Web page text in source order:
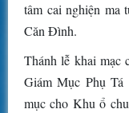
tâm cai nghiện ma
Căn Đình.
Thánh lễ khai mạc
Giám Mục Phụ Tá
mục cho Khu ổ